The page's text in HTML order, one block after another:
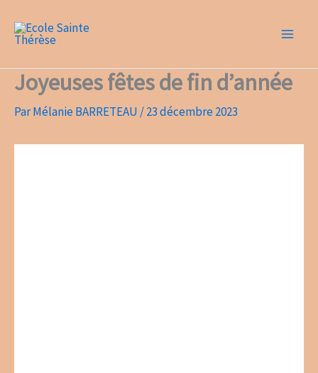
contenu
Joyeuses fêtes de fin d’année
ParMélanie BARRETEAU /23 décembre 2023